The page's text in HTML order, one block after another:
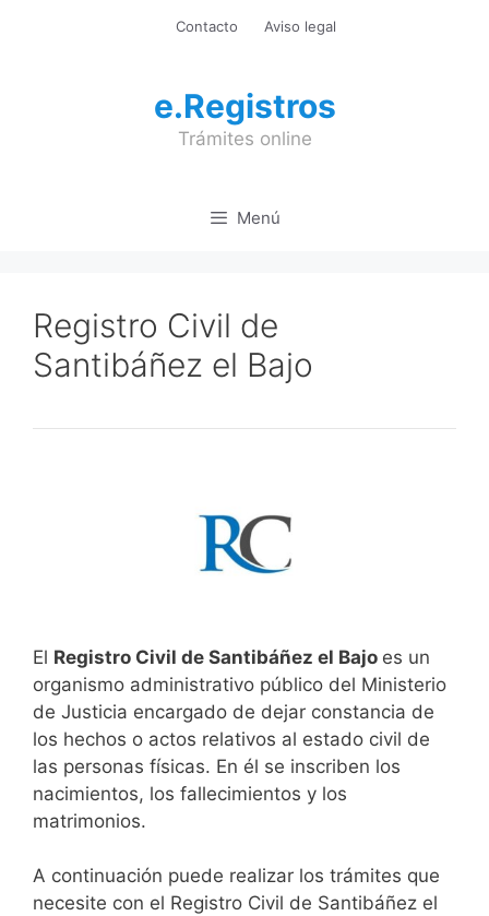
Contacto Aviso legal
e.Registros
Trámites online
Menú
Registro Civil de
Santibáñez el Bajo
El Registro Civil de Santibáñez el Bajo es un
organismo administrativo público del Ministerio
de Justicia encargado de dejar constancia de
los hechos o actos relativos al estado civil de
las personas físicas. En él se inscriben los
nacimientos, los fallecimientos y los
matrimonios.
A continuación puede realizar los trámites que
necesite con el Registro Civil de Santibáñez el